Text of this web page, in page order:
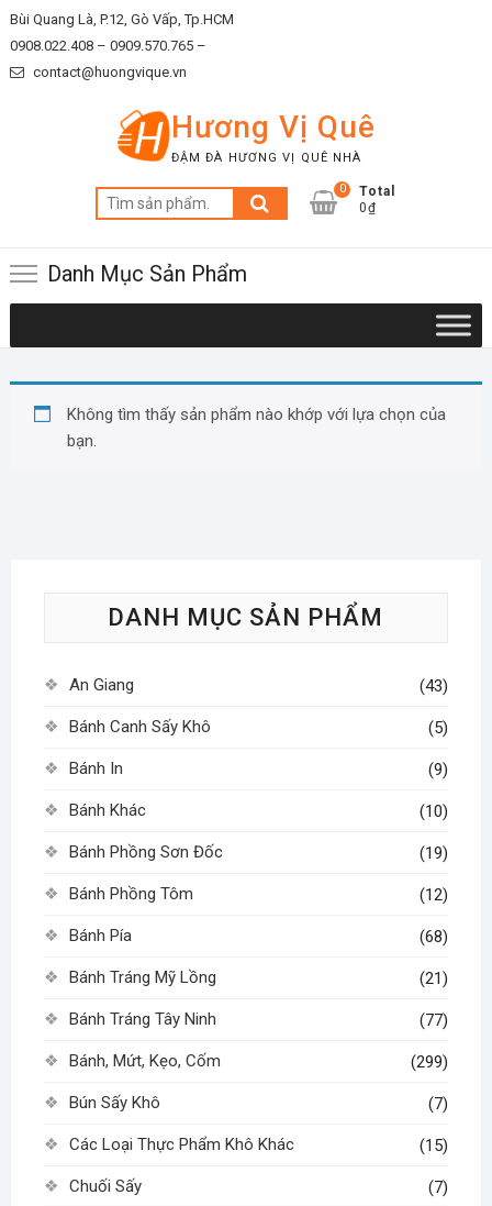
Skip
to
content
Bùi Quang Là, P.12, Gò Vấp, Tp.HCM
0908.022.408 – 0909.570.765 –
contact@huongvique.vn
Hương Vị Quê
ĐẬM ĐÀ HƯƠNG VỊ QUÊ NHÀ
Tìm
kiếm:
0
Total
0₫
Danh Mục Sản Phẩm
Không tìm thấy sản phẩm nào khớp với lựa chọn của
bạn.
DANH MỤC SẢN PHẨM
An Giang (43)
Bánh Canh Sấy Khô (5)
Bánh In (9)
Bánh Khác (10)
Bánh Phồng Sơn Đốc (19)
Bánh Phồng Tôm (12)
Bánh Pía (68)
Bánh Tráng Mỹ Lồng (21)
Bánh Tráng Tây Ninh (77)
Bánh, Mứt, Kẹo, Cốm (299)
Bún Sấy Khô (7)
Các Loại Thực Phẩm Khô Khác (15)
Chuối Sấy (7)